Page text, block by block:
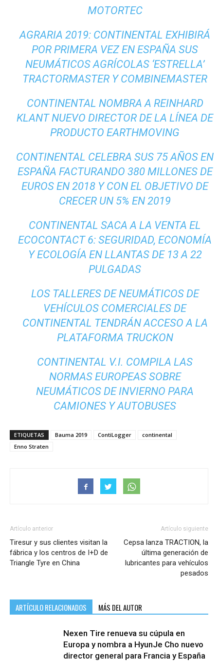
MOTORTEC
AGRARIA 2019: CONTINENTAL EXHIBIRÁ
POR PRIMERA VEZ EN ESPAÑA SUS
NEUMÁTICOS AGRÍCOLAS ‘ESTRELLA’
TRACTORMASTER Y COMBINEMASTER
CONTINENTAL NOMBRA A REINHARD
KLANT NUEVO DIRECTOR DE LA LÍNEA DE
PRODUCTO EARTHMOVING
CONTINENTAL CELEBRA SUS 75 AÑOS EN
ESPAÑA FACTURANDO 380 MILLONES DE
EUROS EN 2018 Y CON EL OBJETIVO DE
CRECER UN 5% EN 2019
CONTINENTAL SACA A LA VENTA EL
ECOCONTACT 6: SEGURIDAD, ECONOMÍA
Y ECOLOGÍA EN LLANTAS DE 13 A 22
PULGADAS
LOS TALLERES DE NEUMÁTICOS DE
VEHÍCULOS COMERCIALES DE
CONTINENTAL TENDRÁN ACCESO A LA
PLATAFORMA TRUCKON
CONTINENTAL V.I. COMPILA LAS
NORMAS EUROPEAS SOBRE
NEUMÁTICOS DE INVIERNO PARA
CAMIONES Y AUTOBUSES
ETIQUETAS Bauma 2019 ContiLogger
continental
Enno Straten
Artículo anterior
Tiresur y sus clientes visitan la
fábrica y los centros de I+D de
Triangle Tyre en China
Artículo siguiente
Cepsa lanza TRACTION, la
última generación de
lubricantes para vehículos
pesados
ARTÍCULO RELACIONADOS MÁS DEL AUTOR
Nexen Tire renueva su cúpula en
Europa y nombra a HyunJe Cho nuevo
director general para Francia y España